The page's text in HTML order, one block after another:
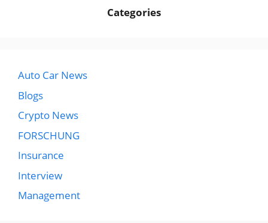
Categories
Auto Car News
Blogs
Crypto News
FORSCHUNG
Insurance
Interview
Management